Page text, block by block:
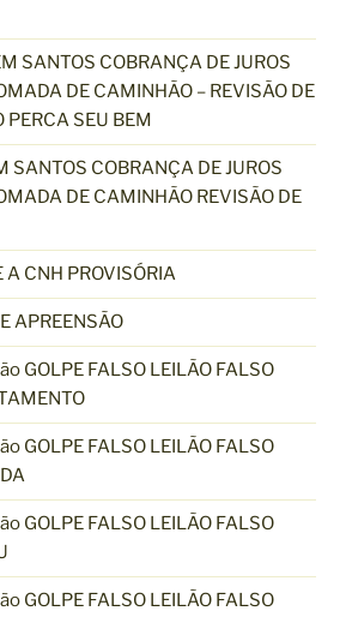
SANTOS COBRANÇA DE JUROS
DE CAMINHÃO – REVISÃO DE
PERCA SEU BEM
SANTOS COBRANÇA DE JUROS
DE CAMINHÃO REVISÃO DE
A CNH PROVISÓRIA
APREENSÃO
GOLPE FALSO LEILÃO FALSO
GOLPE FALSO LEILÃO FALSO
GOLPE FALSO LEILÃO FALSO
GOLPE FALSO LEILÃO FALSO